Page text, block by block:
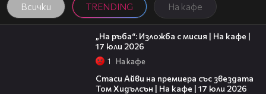
Всички TRENDING На кафе
09:09
„На ръба“: Изложба с мисия | На кафе |
17 юли 2026
1 На кафе
Стаси Айви на премиера със звездата
Том Хидълсън | На кафе | 17 юли 2026